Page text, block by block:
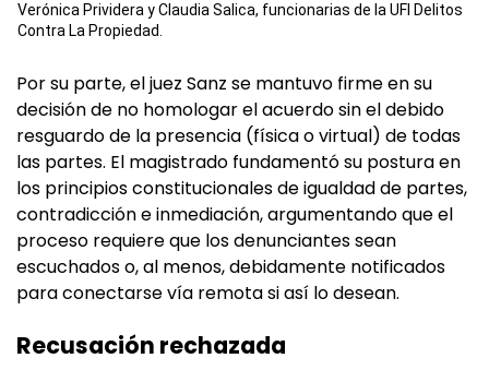
Verónica Prividera y Claudia Salica, funcionarias de la UFI Delitos
Contra La Propiedad.
Por su parte, el juez Sanz se mantuvo firme en su
decisión de no homologar el acuerdo sin el debido
resguardo de la presencia (física o virtual) de todas
las partes. El magistrado fundamentó su postura en
los principios constitucionales de igualdad de partes,
contradicción e inmediación, argumentando que el
proceso requiere que los denunciantes sean
escuchados o, al menos, debidamente notificados
para conectarse vía remota si así lo desean.
Recusación rechazada